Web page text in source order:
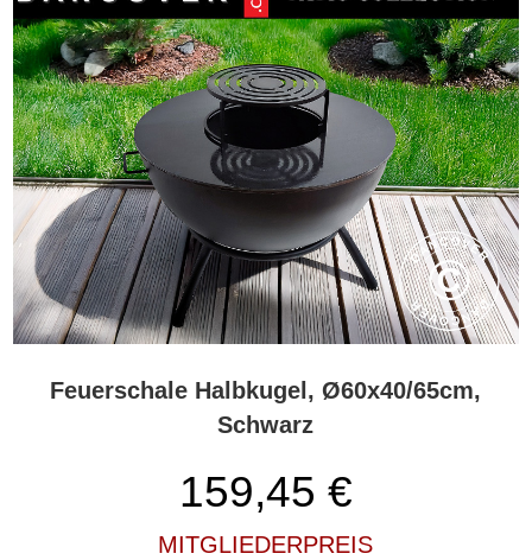
Feuerschale Halbkugel, Ø60x40/65cm,
Schwarz
159,45 €
MITGLIEDERPREIS